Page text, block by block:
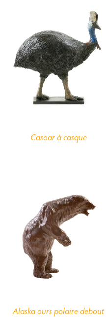
Casoar à casque
Alaska ours polaire debout